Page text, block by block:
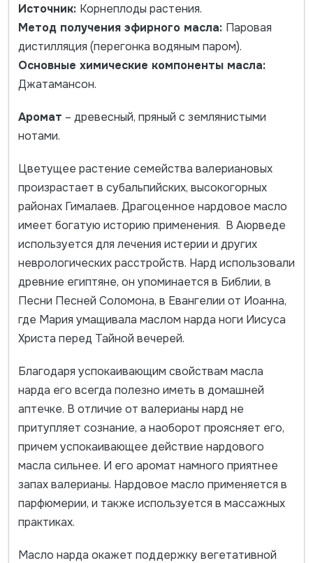
Источник: Корнеплоды растения.
Метод получения эфирного масла: Паровая
дистилляция (перегонка водяным паром).
Основные химические компоненты масла:
Джатамансон.
Аромат – древесный, пряный с землянистыми
нотами.
Цветущее растение семейства валериановых
произрастает в субальпийских, высокогорных
районах Гималаев. Драгоценное нардовое масло
имеет богатую историю применения. В Аюрведе
используется для лечения истерии и других
неврологических расстройств. Нард использовали
древние египтяне, он упоминается в Библии, в
Песни Песней Соломона, в Евангелии от Иоанна,
где Мария умащивала маслом нарда ноги Иисуса
Христа перед Тайной вечерей.
Благодаря успокаивающим свойствам масла
нарда его всегда полезно иметь в домашней
аптечке. В отличие от валерианы нард не
притупляет сознание, а наоборот проясняет его,
причем успокаивающее действие нардового
масла сильнее. И его аромат намного приятнее
запах валерианы. Нардовое масло применяется в
парфюмерии, и также используется в массажных
практиках.
Масло нарда окажет поддержку вегетативной